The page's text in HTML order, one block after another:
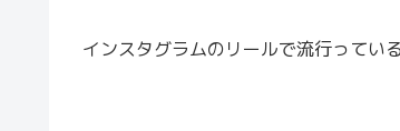
インスタグラムのリールで流行ってい